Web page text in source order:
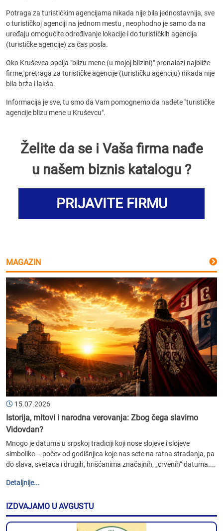
Potraga za turističkim agencijama nikada nije bila jednostavnija, sve
o turističkoj agenciji na jednom mestu , neophodno je samo da na
uređaju omogućite određivanje lokacije i do turističkih agencija
(turističke agencije) za čas posla.
Oko Kruševca opcija "blizu mene (u mojoj blizini)" pronalazi najbliže
firme, pretraga za turističke agencije (turističku agenciju) nikada nije
bila brža i lakša.
Informacija je sve, tu smo da Vam pomognemo da nađete "turističke
agencije blizu mene u Kruševcu".
Želite da se i Vaša firma nađe
u našem biznis katalogu ?
PRIJAVITE FIRMU
MAGAZIN
15.07.2026
Istorija, mitovi i narodna verovanja: Zbog čega slavimo
Vidovdan?
Mnogo je datuma u srpskoj tradiciji koji nose slojeve i slojeve
simbolike – počev od godišnjica koje nas sete na ratna stradanja, pa
do slava, svetaca i drugih, hrišćanima značajnih, „crvenih“ datuma....
Detaljnije...
IZDVAJAMO U AVGUSTU